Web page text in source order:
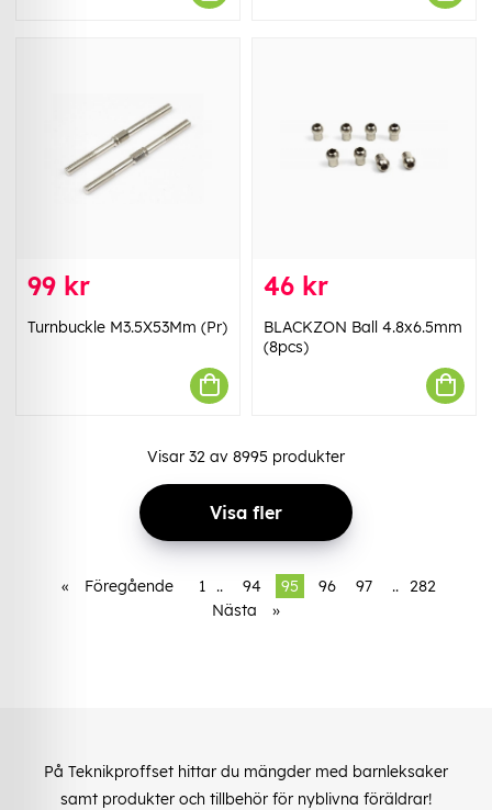
99 kr
Turnbuckle M3.5X53Mm (Pr)
46 kr
BLACKZON Ball 4.8x6.5mm
(8pcs)
Visar 32 av 8995 produkter
Visa fler
« Föregående 1 .. 94 95 96 97 .. 282
Nästa
»
På Teknikproffset hittar du mängder med barnleksaker
samt produkter och tillbehör för nyblivna föräldrar!